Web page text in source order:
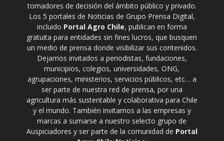
tomadores de decisión del ámbito público y privado.
Los 5 portales de Noticias de Grupo Prensa Digital,
incluido Portal Agro Chile, publican en forma
gratuita para entidades sin fines lucros, que busquen
un medio de prensa donde visibilizar sus contenidos.
Dejamos invitados a periodistas, fundaciones,
municipios, colegios, universidades, ONG,
agrupaciones, ministerios, servicios públicos, etc… a
ser parte de nuestra red de prensa, por una
agricultura más sustentable y colaborativa para Chile
y el mundo. También invitamos a las empresas y
marcas a sumarse a nuestro selecto grupo de
Auspiciadores y ser parte de la comunidad de Portal